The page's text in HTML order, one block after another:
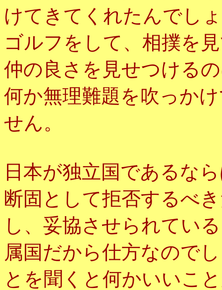
けてきてくれたんでし
ゴルフをして、相撲を
仲の良さを見せつける
何か無理難題を吹っか
せん。
日本が独立国であるな
断固として拒否するべ
し、妥協させられてい
属国だから仕方なので
とを聞くと何かいいこ